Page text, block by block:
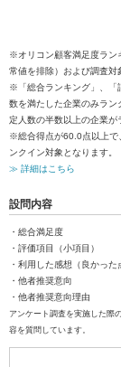
※オリコン顧客満足度ラン
常値を排除）および調査対
※「総合ランキング」、「
数を満たした企業のみラ
定人数の半数以上の企業が
※総合得点が60.0点以上で
ンクイン対象となります。
≫ 詳細はこちら
設問内容
・総合満足度
・評価項目（小項目）
・利用した感想（良かった
・他者推奨意向
・他者推奨意向理由
アンケート調査を実施した際
容を質問しています。